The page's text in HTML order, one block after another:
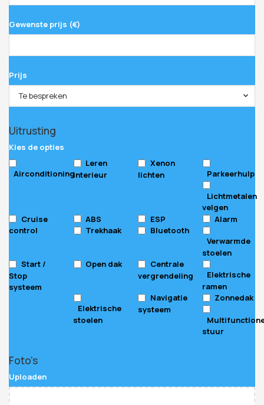
Gewenste prijs (€)
Prijs
Te bespreken
Uitrusting
Kies de opties
Airconditioning
Leren
interieur
Xenon
lichten
Parkeerhulp
Lichtmetalen
velgen
Cruise
control
ABS ESP
Alarm
Trekhaak
Bluetooth
Verwarmde
stoelen
Start /
Stop
systeem
Open dak
Centrale
vergrendeling
Elektrische
ramen
Elektrische
stoelen
Navigatie
systeem
Zonnedak
stuur
Foto's
Uploaden